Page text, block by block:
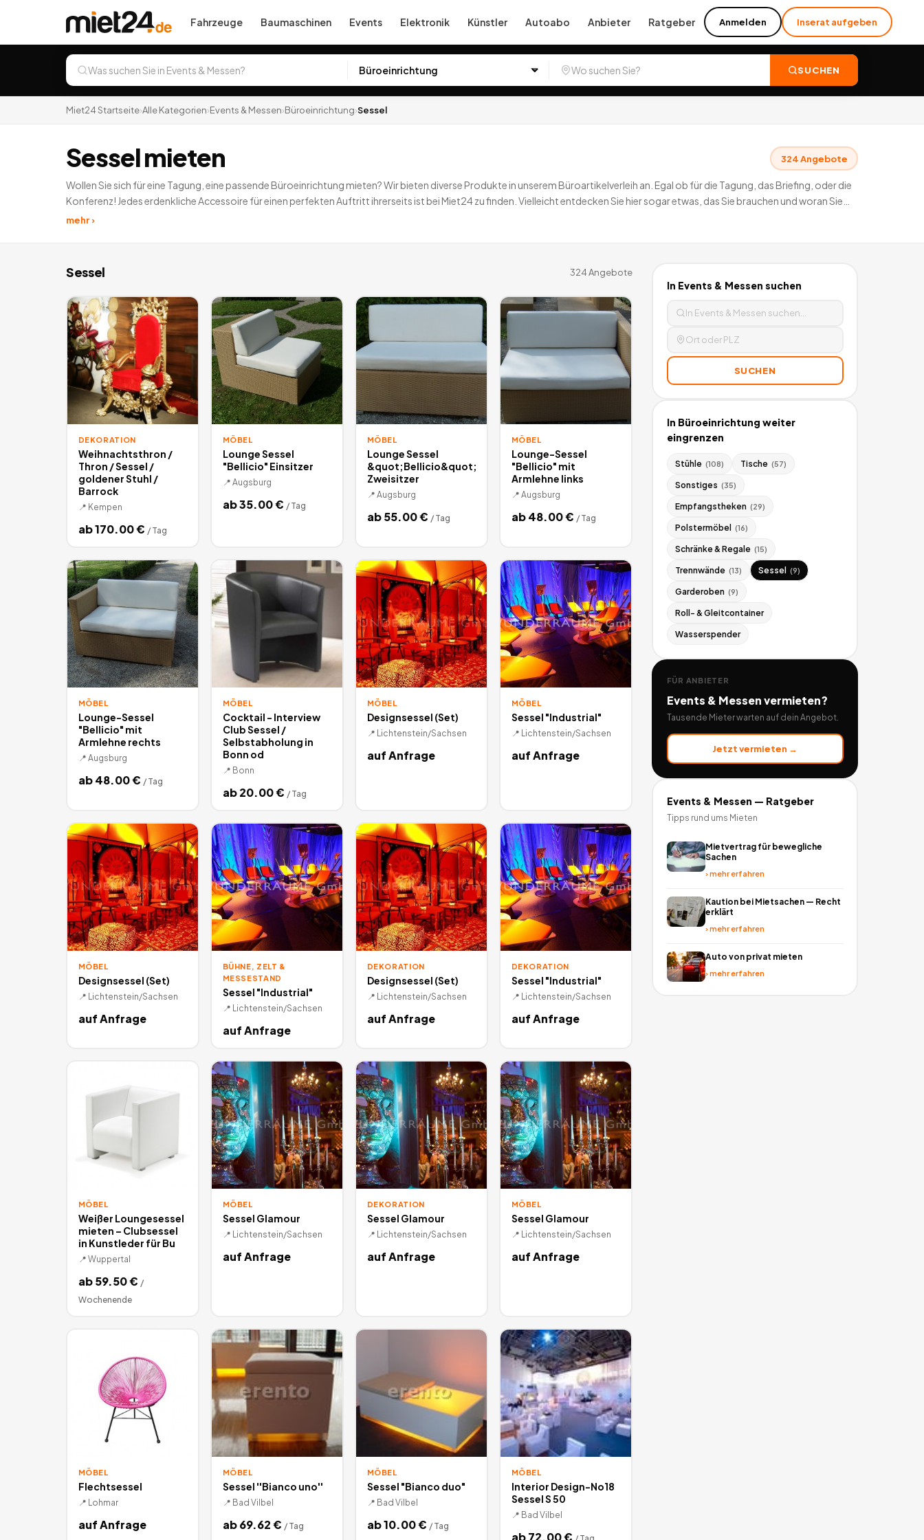
Fahrzeuge Baumaschinen Events Elektronik Künstler Autoabo Anbieter Ratgeber Anmelden Inserat aufgeben
SUCHEN
Miet24 Startseite›Alle Kategorien›Events & Messen›Büroeinrichtung›Sessel
Sessel mieten 324Angebote
Wollen Sie sich für eine Tagung, eine passende Büroeinrichtung mieten? Wir bieten diverse Produkte in unserem Büroartikelverleih an. Egal ob für die Tagung, das Briefing, oder die
Konferenz! Jedes erdenkliche Accessoire für einen perfekten Auftritt ihrerseits ist bei Miet24 zu finden. Vielleicht entdecken Sie hier sogar etwas, das Sie brauchen und woran Sie
noch nicht gedacht haben!? Durchstöbern lohnt sich allemal!
mehr ›
Sessel 324Angebote
DEKORATION
Weihnachtsthron /
Thron / Sessel /
goldener Stuhl /
Barrock
📍 Kempen
ab170.00€ / Tag
MÖBEL
Lounge Sessel
"Bellicio" Einsitzer
📍 Augsburg
ab35.00€ / Tag
MÖBEL
Lounge Sessel
&quot;Bellicio&quot;
Zweisitzer
📍 Augsburg
ab55.00€ / Tag
MÖBEL
Lounge-Sessel
"Bellicio" mit
Armlehne links
📍 Augsburg
ab48.00€ / Tag
MÖBEL
Lounge-Sessel
"Bellicio" mit
Armlehne rechts
📍 Augsburg
ab48.00€ / Tag
MÖBEL
Cocktail - Interview
Club Sessel /
Selbstabholung in
Bonn od
📍 Bonn
ab20.00€ / Tag
MÖBEL
Designsessel (Set)
📍 Lichtenstein/Sachsen
auf Anfrage
MÖBEL
Sessel "Industrial"
📍 Lichtenstein/Sachsen
auf Anfrage
MÖBEL
Designsessel (Set)
📍 Lichtenstein/Sachsen
auf Anfrage
BÜHNE, ZELT &
MESSESTAND
Sessel "Industrial"
📍 Lichtenstein/Sachsen
auf Anfrage
DEKORATION
Designsessel (Set)
📍 Lichtenstein/Sachsen
auf Anfrage
DEKORATION
Sessel "Industrial"
📍 Lichtenstein/Sachsen
auf Anfrage
MÖBEL
Weißer Loungesessel
mieten – Clubsessel
in Kunstleder für Bu
📍 Wuppertal
ab59.50€ /
Wochenende
MÖBEL
Sessel Glamour
📍 Lichtenstein/Sachsen
auf Anfrage
DEKORATION
Sessel Glamour
📍 Lichtenstein/Sachsen
auf Anfrage
MÖBEL
Sessel Glamour
📍 Lichtenstein/Sachsen
auf Anfrage
MÖBEL
Flechtsessel
📍 Lohmar
auf Anfrage
MÖBEL
Sessel ''Bianco uno''
📍 Bad Vilbel
ab69.62€ / Tag
MÖBEL
Sessel "Bianco duo"
📍 Bad Vilbel
ab10.00€ / Tag
MÖBEL
Interior Design-No18
Sessel S 50
📍 Bad Vilbel
ab72.00€ / Tag
In Events & Messen suchen
SUCHEN
In Büroeinrichtung weiter
eingrenzen
Stühle (108) Tische (57)
Sonstiges (35)
Empfangstheken (29)
Polstermöbel (16)
Schränke & Regale (15)
Trennwände (13) Sessel (9)
Garderoben (9)
Roll- & Gleitcontainer
Wasserspender
FÜR ANBIETER
Events & Messenvermieten?
Tausende Mieter warten auf dein Angebot.
Jetzt vermieten →
Events & Messen — Ratgeber
Tipps rund ums Mieten
Mietvertrag für bewegliche
Sachen
›mehr erfahren
Kaution bei Mietsachen — Recht
erklärt
›mehr erfahren
Auto von privat mieten
›mehr erfahren